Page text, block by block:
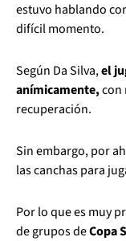
estuvo hablando
difícil momento.
Según Da Silva,el
anímicamente,con
recuperación.
Sin embargo, por
las canchas para
Por lo que es muy
de grupos deCopa